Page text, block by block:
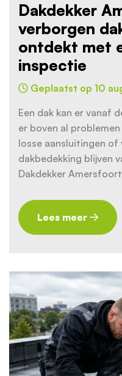
Dakdekker
verborgen
ontdekt met
inspectie
Geplaatst op 10
Een dak kan er vanaf
er boven al
losse aansluitingen
dakbedekking blijven
Dakdekker
Lees meer